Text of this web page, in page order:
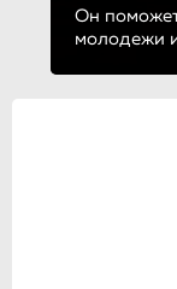
Он
молодежи